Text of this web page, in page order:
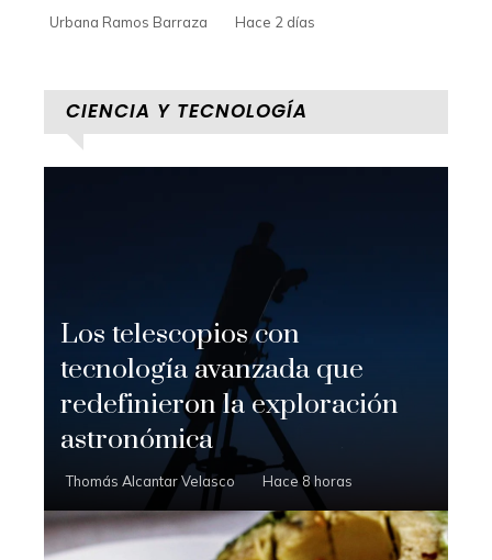
Urbana Ramos Barraza Hace 2 días
CIENCIA Y TECNOLOGÍA
Los telescopios con
tecnología avanzada que
redefinieron la exploración
astronómica
Thomás Alcantar Velasco Hace 8 horas